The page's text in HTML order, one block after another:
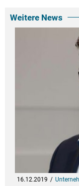
Weitere News
16.12.2019